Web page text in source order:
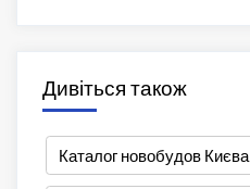
Дивіться також
Каталог новобудов Києва